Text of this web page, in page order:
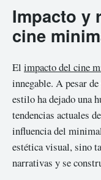
Impacto y
cine
El impacto del cine
innegable. A pesar
estilo ha dejado una
tendencias actuales
influencia del
estética visual, sino
narrativas y se